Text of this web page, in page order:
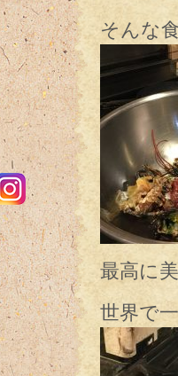
そんな
最高に
世界で